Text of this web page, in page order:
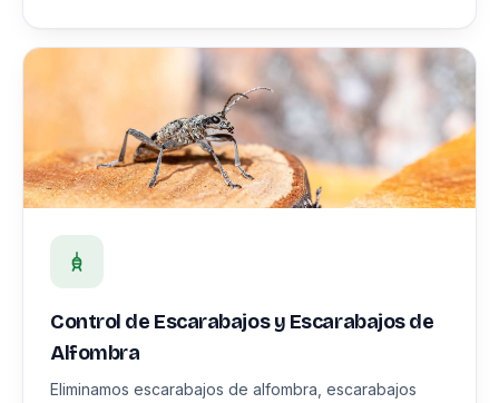
Control de Escarabajos y Escarabajos de
Alfombra
Eliminamos escarabajos de alfombra, escarabajos